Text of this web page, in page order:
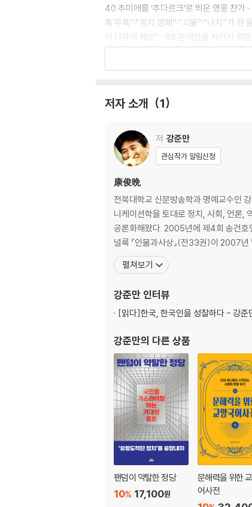
40 추미애를 ‘추다르크’로 띄운 영웅 찬
폭 두목”·“정치 깡패”·“괴물”·“나치”가
이 나라의 재앙” · 68 문재인을 지키기 위
격화, 반대편 악마화’ · 82 적을 증오하면
영혼이 맑은 김남국은 왜 싸움꾼이 되었나
하는 금태섭과 김남국 · 113
제3장 ‘화염병 시대’에 갇힌 사람들
MBC, 이게 ‘방송 민주화’인가? · 119 왜
먹는 ‘선악 이분법’ · 141 ‘외로운 정치인’
그만! · 160 ‘정치 팬덤’은 ‘손흥민 팬덤’
195 ‘DJ의 오·남용’을 자제하자 · 200 ‘
와 증오의 블랙홀을 넘어서 · 219 김의겸
주 · 235
저자 소개 1
저 강준만
관심작가 알림신청
康俊晩
전북대학교 신문방송학과 명예교수인
니케이션학을 토대로 정치, 사회, 언론,
공론화해왔다. 2005년에 제4회 송건호
널룩 『인물과사상』(전33권)이 2007년
펼쳐보기
강준만 인터뷰
[읽다]한국, 한국인을 성찰하다 - 강준
강준만의 다른 상품
팬덤이 약탈한 정당
17,100원
10%
문해력을 위한
어사전